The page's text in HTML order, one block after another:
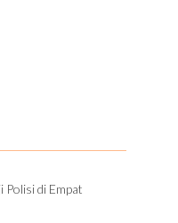
Polisi di Empat